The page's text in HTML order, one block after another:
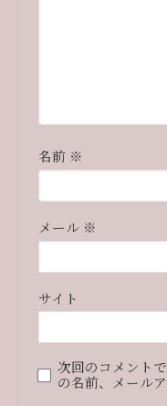
名前 ※
メール ※
サイト
次回のコメント
の名前、メール